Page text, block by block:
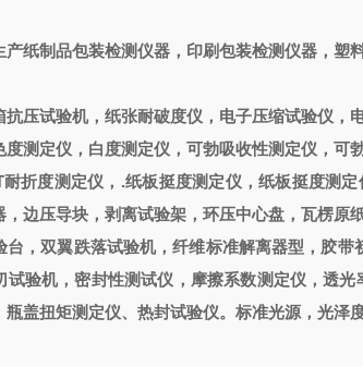
纸制品包装检测仪器，印刷包装检测仪器，塑
抗压试验机，纸张耐破度仪，电子压缩试验仪
度测定仪，白度测定仪，可勃吸收性测定仪，
折度测定仪，.纸板挺度测定仪，纸板挺度测
，边压导块，剥离试验架，环压中心盘，瓦楞
台，双翼跌落试验机，纤维标准解离器型，胶
试验机，密封性测试仪，摩擦系数测定仪，透
瓶盖扭矩测定仪、热封试验仪。标准光源，光泽